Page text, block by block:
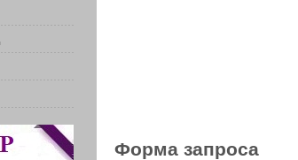
Форма запроса